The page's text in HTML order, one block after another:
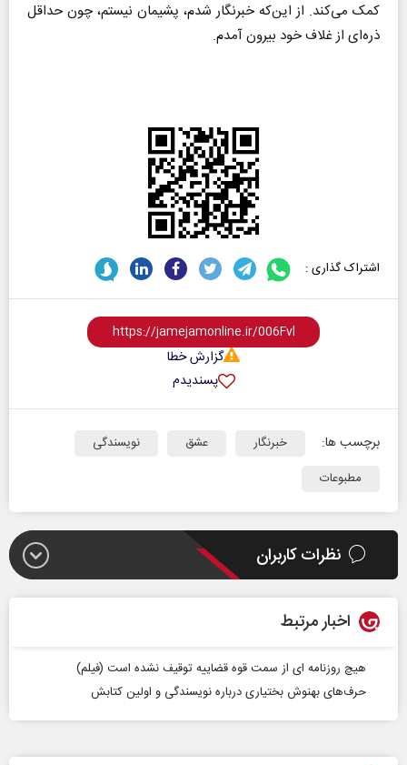
کمک می‌کند. از این‌که خبرنگار شدم، پشیمان نیستم، چون حداقل
ذره‌ای از غلاف خود بیرون آمدم.
اشتراک گذاری :
گزارش خطا
پسندیدم
برچسب ها: خبرنگار عشق
نویسندگی
مطبوعات
نظرات کاربران
اخبار مرتبط
هیچ روزنامه ای از سمت قوه قضاییه توقیف نشده است (فیلم)
حرف‌های بهنوش بختیاری درباره نویسندگی و اولین کتابش